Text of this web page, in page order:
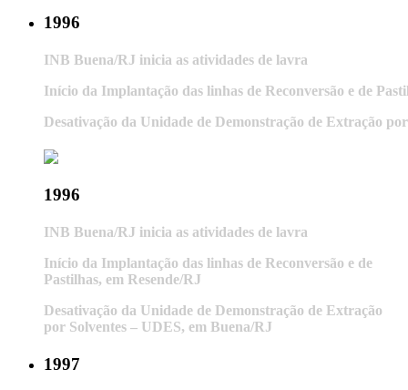
1996
INB Buena/RJ inicia as atividades de lavra
Início da Implantação das linhas de Reconversão e de
Desativação da Unidade de Demonstração de Extração
1996
INB Buena/RJ inicia as atividades de lavra
Início da Implantação das linhas de Reconversão e de
Pastilhas, em Resende/RJ
Desativação da Unidade de Demonstração de Extração
por Solventes – UDES, em Buena/RJ
1997